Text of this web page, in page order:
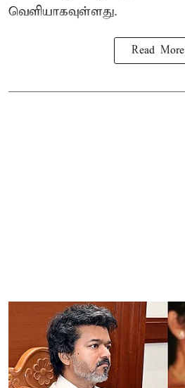
வெளியாகவுள்ளது.
Read More